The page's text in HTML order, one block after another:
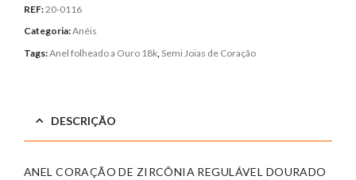
REF:20-0116
Categoria:Anéis
Tags:Anel folheado a Ouro 18k,Semi Joias de Coração
DESCRIÇÃO
ANEL CORAÇÃO DE ZIRCÔNIA REGULÁVEL DOURADO